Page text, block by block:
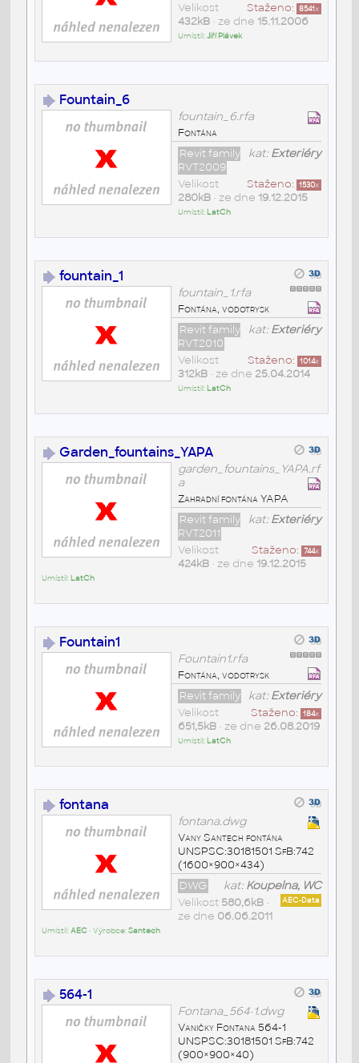
Staženo: 8541x
Velikost
432kB• ze dne 15.11.2006
Umístil:Jiří Plávek
Fountain_6
fountain_6.rfa
Fontána
kat:Exteriéry
Revit family
RVT2009
Staženo: 1530x
Velikost
280kB• ze dne 19.12.2015
Umístil: LatCh
fountain_1
fountain_1.rfa
Fontána, vodotrysk
kat:Exteriéry
Revit family
RVT2010
Staženo: 1014x
Velikost
312kB• ze dne 25.04.2014
Umístil: LatCh
Garden_fountains_YAPA
garden_fountains_YAPA.rf
a
Zahradní fontána YAPA
kat:Exteriéry
Revit family
RVT2011
Staženo: 744x
Velikost
424kB• ze dne 19.12.2015
Umístil: LatCh
Fountain1
Fountain1.rfa
Fontána, vodotrysk
kat:Exteriéry
Revit family
Staženo: 184x
Velikost
651,5kB• ze dne 26.08.2019
Umístil: LatCh
fontana
fontana.dwg
Vany Santech fontána
UNSPSC:30181501 SfB:742
(1600×900×434)
kat:Koupelna, WC
DWG
AEC-Data
Velikost 580,6kB•
ze dne 06.06.2011
Umístil:AEC• Výrobce:Santech
564-1
Fontana_564-1.dwg
Vaničky Fontana 564-1
UNSPSC:30181501 SfB:742
(900×900×40)